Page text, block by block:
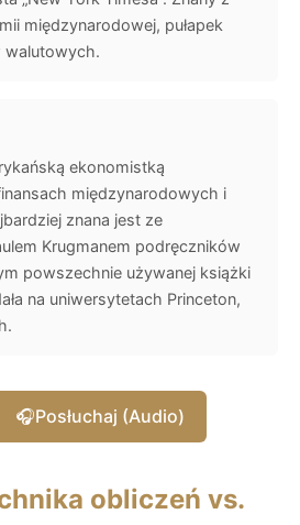
międzynarodowej, pułapek
walutowych.
ekonomistką
międzynarodowych i
znana jest ze
Krugmanem podręczników
powszechnie używanej książki
na uniwersytetach Princeton,
🎧Posłuchaj (Audio)
obliczeń vs.